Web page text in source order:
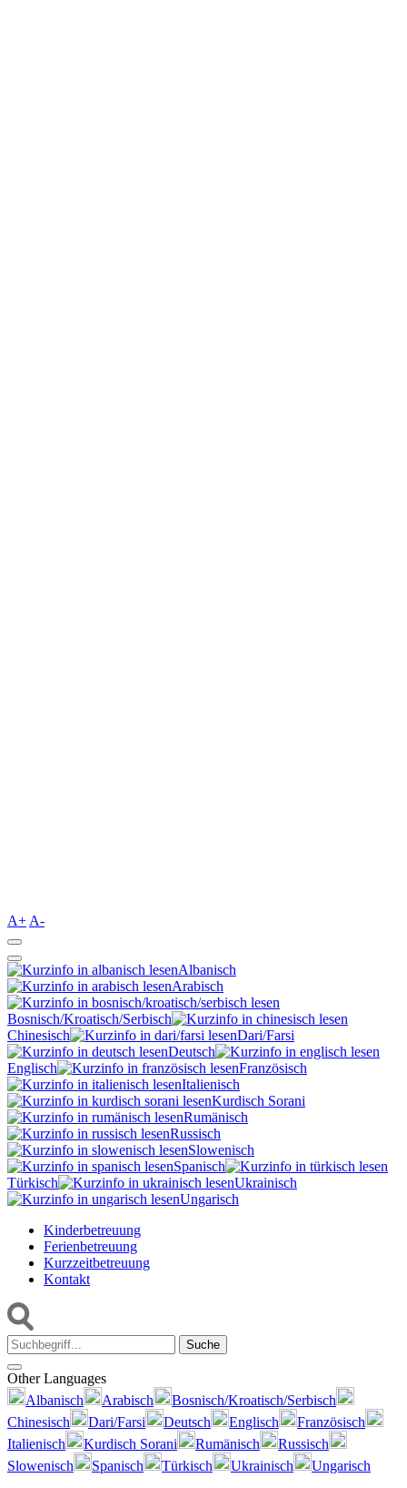
A+ A-
Albanisch
Arabisch
Bosnisch/Kroatisch/Serbisch
Chinesisch
Dari/Farsi
Deutsch
Englisch
Französisch
Italienisch
Kurdisch Sorani‎
Rumänisch
Russisch
Slowenisch
Spanisch
Türkisch
Ukrainisch
Ungarisch
Kinderbetreuung
Ferienbetreuung
Kurzzeitbetreuung
Kontakt
Suche:
Other Languages
Albanisch
Arabisch
Bosnisch/Kroatisch/Serbisch
Chinesisch
Dari/Farsi Deutsch Englisch
Französisch
Italienisch
Kurdisch Sorani‎ Rumänisch
Russisch
Slowenisch
Spanisch Türkisch Ukrainisch Ungarisch